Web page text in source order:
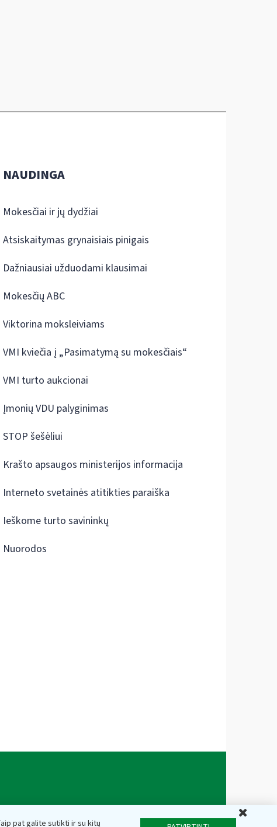
pat galite sutikti ir su kitų
NAUDINGA
Mokesčiai ir jų dydžiai
Atsiskaitymas grynaisiais pinigais
Dažniausiai užduodami klausimai
Mokesčių ABC
Viktorina moksleiviams
VMI kviečia į „Pasimatymą su mokesčiais“
VMI turto aukcionai
Įmonių VDU palyginimas
STOP šešėliui
Krašto apsaugos ministerijos informacija
Interneto svetainės atitikties paraiška
Ieškome turto savininkų
Nuorodos